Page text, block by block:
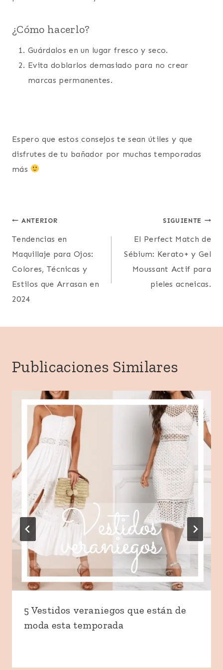
¿Cómo hacerlo?
Guárdalos en un lugar fresco y seco.
Evita doblarlos demasiado para no crear
marcas permanentes.
Espero que estos consejos te sean útiles y que
disfrutes de tu bañador por muchas temporadas
más
Navegación
de
entradas
ANTERIOR
Tendencias en
Maquillaje para Ojos:
Colores, Técnicas y
Estilos que Arrasan en
2024
SIGUIENTE
El Perfect Match de
Sébium: Kerato+ y Gel
Moussant Actif para
pieles acneicas.
Publicaciones Similares
5 Vestidos veraniegos que están de
moda esta temporada